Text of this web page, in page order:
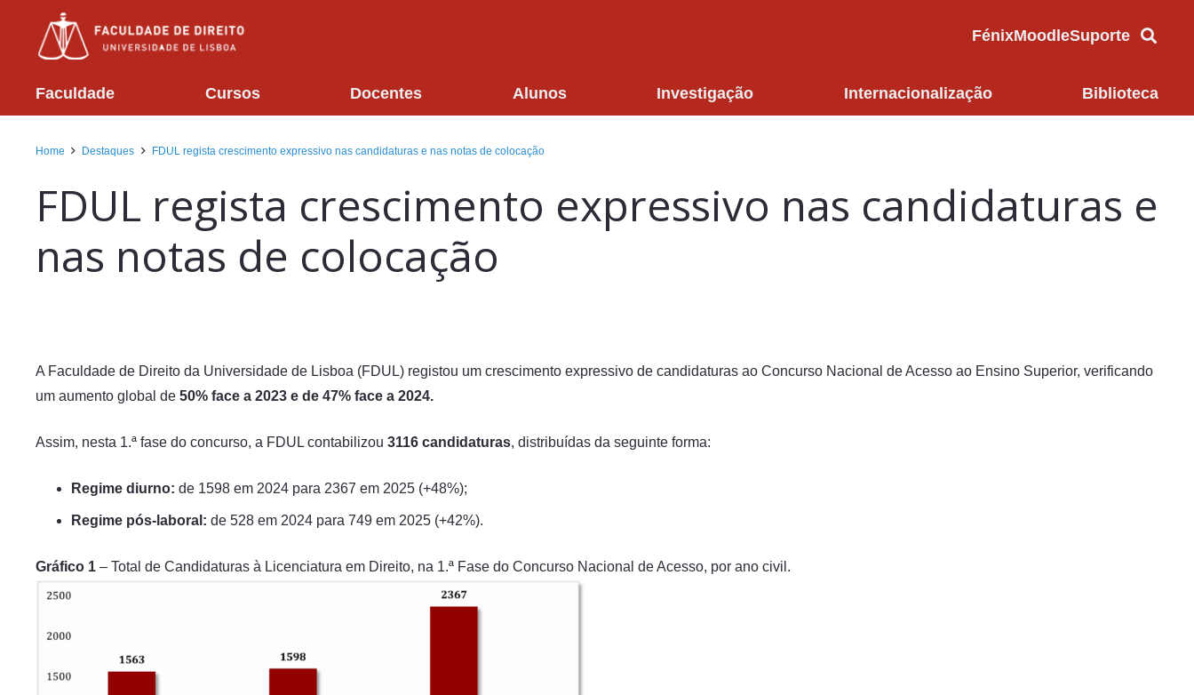
FénixMoodleSuporte
Faculdade Cursos Docentes Alunos Investigação Internacionalização Biblioteca
Home Destaques FDUL regista crescimento expressivo nas candidaturas e nas notas de colocação
FDUL regista crescimento expressivo nas candidaturas e
nas notas de colocação
A Faculdade de Direito da Universidade de Lisboa (FDUL) registou um crescimento expressivo de candidaturas ao Concurso Nacional de Acesso ao Ensino Superior, verificando
um aumento global de 50% face a 2023 e de 47% face a 2024.
Assim, nesta 1.ª fase do concurso, a FDUL contabilizou 3116 candidaturas, distribuídas da seguinte forma:
Regime diurno: de 1598 em 2024 para 2367 em 2025 (+48%);
Regime pós-laboral: de 528 em 2024 para 749 em 2025 (+42%).
Gráfico 1 – Total de Candidaturas à Licenciatura em Direito, na 1.ª Fase do Concurso Nacional de Acesso, por ano civil.